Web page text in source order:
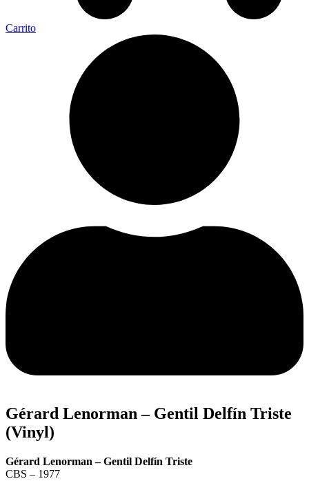
Carrito
Gérard Lenorman – Gentil Delfín Triste
(Vinyl)
Gérard Lenorman – Gentil Delfín Triste
CBS – 1977